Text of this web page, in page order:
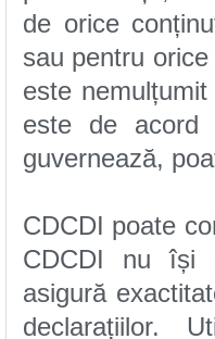
guvernează,